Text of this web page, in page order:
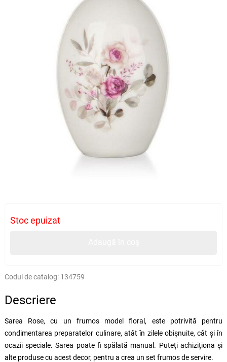
Stoc epuizat
Codul de catalog: 134759
Descriere
Sarea Rose, cu un frumos model floral, este potrivită pentru
condimentarea preparatelor culinare, atât în zilele obișnuite, cât și în
ocazii speciale. Sarea poate fi spălată manual. Puteți achiziționa și
alte produse cu acest decor, pentru a crea un set frumos de servire.